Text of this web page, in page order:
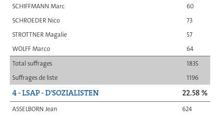
Total suffrages
1835
Suffrages de liste
1196
SCHIFFMANN Marc
60
SCHROEDER Nico
73
STROTTNER Magalie
57
WOLFF Marco
64
4 - LSAP - D'SOZIALISTEN 22.58 %
ASSELBORN Jean
624